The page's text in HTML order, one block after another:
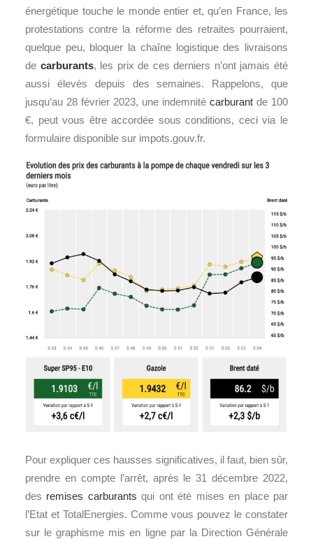
énergétique touche le monde entier et, qu’en France, les
protestations contre la réforme des retraites pourraient,
quelque peu, bloquer la chaîne logistique des livraisons
de carburants, les prix de ces derniers n’ont jamais été
aussi élevés depuis des semaines. Rappelons, que
jusqu’au 28 février 2023, une indemnité carburant de 100
€, peut vous être accordée sous conditions, ceci via le
formulaire disponible sur impots.gouv.fr.
Pour expliquer ces hausses significatives, il faut, bien sûr,
prendre en compte l’arrêt, après le 31 décembre 2022,
des remises carburants qui ont été mises en place par
l’Etat et TotalEnergies. Comme vous pouvez le constater
sur le graphisme mis en ligne par la Direction Générale